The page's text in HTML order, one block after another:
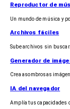
Reproductor de
Un mundo de música y
Archivos fáciles
Sube archivos sin buscar.
Generador de
Crea asombrosas
IA del navegador
Amplía tus capacidades